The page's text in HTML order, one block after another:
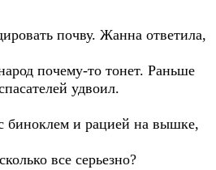
почву. Жанна ответила,
почему-то тонет. Раньше
удвоил.
биноклем и рацией на вышке,
все серьезно?